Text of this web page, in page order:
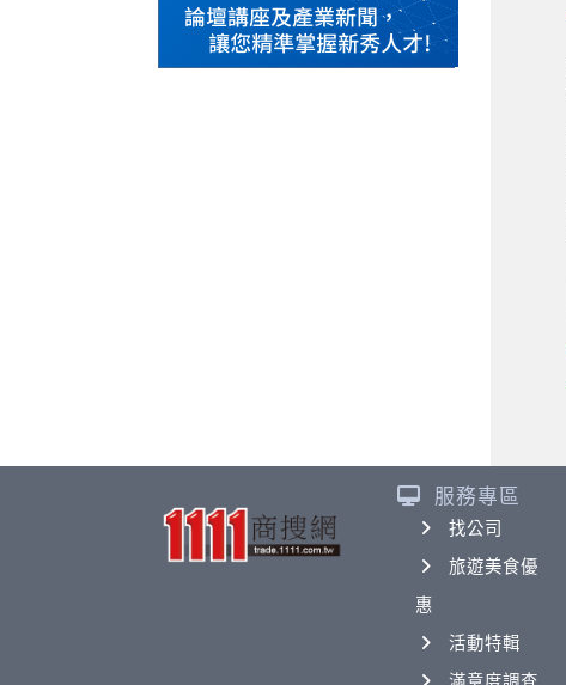
服務專區
找公司
旅遊美食優
惠
活動特輯